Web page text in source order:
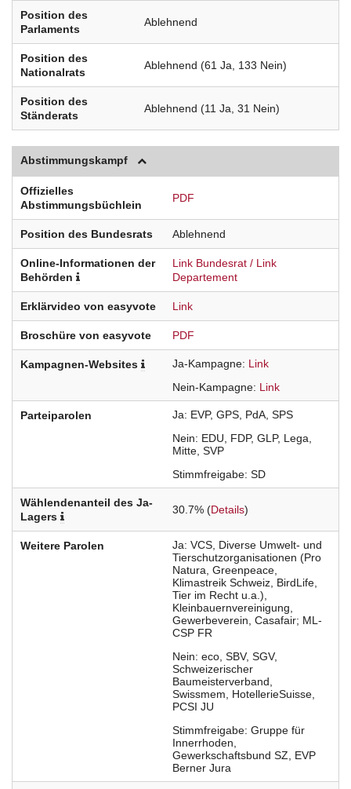
Position des
Parlaments
Ablehnend
Position des
Nationalrats
Ablehnend (61 Ja, 133 Nein)
Position des
Ständerats
Ablehnend (11 Ja, 31 Nein)
Abstimmungskampf
Offizielles
Abstimmungsbüchlein
PDF
Position des Bundesrats Ablehnend
Online-Informationen der
Behörden
Link Bundesrat
Link
Departement
Erklärvideo von easyvote Link
Broschüre von easyvote PDF
Kampagnen-Websites Ja-Kampagne Link
Nein-Kampagne Link
Parteiparolen Ja EVP GPS PdA SPS
Nein
EDU FDP GLP Lega
Mitte SVP
Stimmfreigabe SD
Wählendenanteil des Ja-
Lagers
30.7% (Details)
Weitere Parolen Ja VCS Diverse Umwelt- und
Tierschutzorganisationen (Pro
Natura Greenpeace
Klimastreik Schweiz BirdLife
Tier im Recht u.a.)
Kleinbauernvereinigung
Gewerbeverein Casafair; ML-
CSP FR
Nein eco SBV SGV
Schweizerischer
Baumeisterverband
Swissmem
HotellerieSuisse
PCSI JU
Stimmfreigabe Gruppe für
Innerrhoden
Gewerkschaftsbund SZ
EVP
Berner Jura